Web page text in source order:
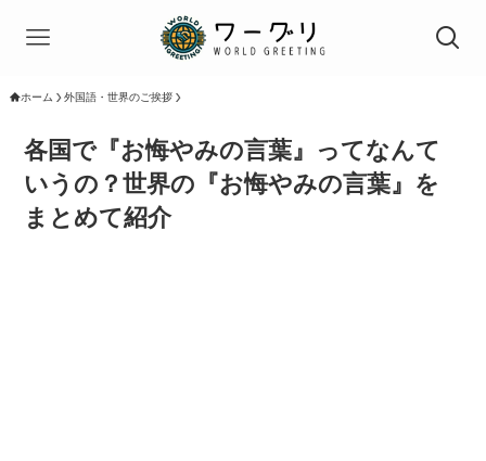
ホーム 外国語・世界のご挨拶
各国で『お悔やみの言葉』ってなんて
いうの？世界の『お悔やみの言葉』を
まとめて紹介